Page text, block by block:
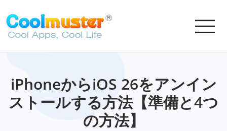
iPhoneからiOS 26をアンイン
ストールする方法【準備と4つ
の方法】